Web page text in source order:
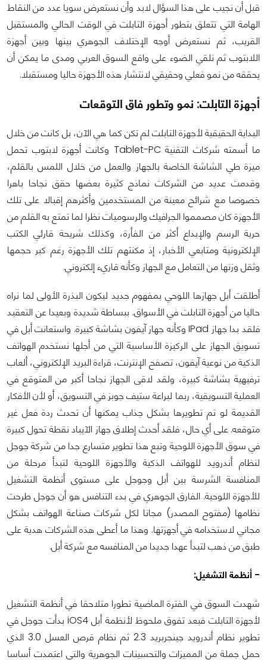
قبل أن نجيب على هذا السؤال لابد وأن نستعرض سويا عدد من النقاط
الهامة التي تتعلق بتطور أجهزة التابلت في الوقت الحالي والمستقبل
القريب، ثم نستعرض أوجه الإختلاف الجوهري بينها وبين أجهزة
اللابتوب ثم نلقي الضوء على واقع السوق العربي ومدى ما يمكن أن
يحققه من نمو فعلي وحقيقي لانتشار هذه الأجهزة حاليا ومستقبلا.
أجهزة التابلت: نمو وتطور فاق التوقعات
البداية الحقيقية لأجهزة التابلت لم تكن كما هي الآن، بل كانت من خلال
ما أسمته شركات التقنية Tablet-PC وكانت أجهزة لابتوب تحمل
ميزة طي الشاشة الخاصة بالجهاز والعمل من خلال اللمس بالقلم،
وقدمت عديد من الشركات نماذج كثيرة بعضها حقق نجاحا باهرا
خصوصا مع شرائح معينة من المستخدمين وأكثرهم إقبالا على تلك
الأجهزة كان مصمموا الجرافيك والرسوميات نظرا لما تمتع به القلم من
حرية الرسم والإبداع أكثر من الفأرة، وكذلك شريحة قارئي الكتب
الإلكترونية ومتابعي الأخبار، إذ مكنتهم تلك الأجهزة رغم كبر حجمها
وثقل وزنها من التعامل مع الجهاز وكأنه قاريء إلكتروني.
أطلقت أبل جهازها اللوحي بمفهوم جديد ليكون البذرة الأولى لما نراه
حاليا من أجهزة التابلت في الأسواق. ببساطة شديدة وبعيدا عن التعقيد
فلقد بدا جهاز IPad وكأنه جهاز آيفون بشاشة كبيرة. واستعانت أبل في
تسويق الجهاز على الركيزة الأساسية التي من أجلها نستخدم الهواتف
الذكية من نوعية آيفون، تصفح الإنترنت، قراءة البريد الإلكتروني، ألعاب
ترفيهية بشاشة كبيرة، ولقد لاقى الجهاز نجاحا أكبر من المتوقع في
العملية التسويقية، ربما لبراعة ستيف جوبز في التسويق، أو لأن الأفكار
القديمة لو تم تطويرها بشكل جذاب يمكنها أن تحدث ردة فعل غير
متوقعه. على أي حال، فلقد أحدث إطلاق جهاز الآيباد نقطة تحول كبيرة
في سوق الأجهزة اللوحية وتبع هذا تطوير متسارع جدا من شركة جوجل
لنظام أندرويد للهواتف الذكية والأجهزة اللوحية لتبدأ مرحلة من
المنافسة الشرسة بين أبل وجوجل على مستوى أنظمة التشغيل
للأجهزة اللوحية. الفارق الجوهري في بدء التنافس هو أن جوجل طرحت
نظامها (مفتوح المصدر) مجانا لكل شركات صناعة الهواتف بشكل
مجاني لاستخدامه في أجهزتها. وهذا ما أعطى هذه الشركات هدية على
طبق من ذهب لتبدأ عهدا جديدا من المنافسه مع شركة أبل.
- أنظمة التشغيل:
شهدت السوق في الفترة الماضية تطورا متلاحقا في أنظمة التشغيل
لأجهزة التابلت فبعد تفوق ملحوظ لأنظمة أبل iOS4 بدأت جوجل في
تطوير نظام أندرويد جينجربريد 2.3 ثم نظام قرص العسل 3.0 الذي
حمل جملة من المميزات والتحسينات الجوهرية والتي اعتمدت أساسا